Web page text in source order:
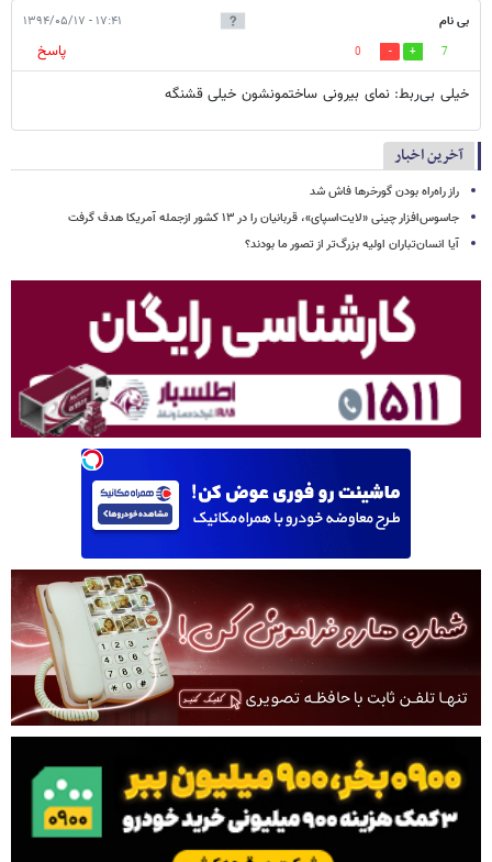
بی نام ۱۷:۴۱ - ۱۳۹۴/۰۵/۱۷
7
0
پاسخ
خیلی بی‌ربط: نمای بیرونی ساختمونشون خیلی قشنگه
آخرین اخبار
راز راه‌راه بودن گورخرها فاش شد
جاسوس‌افزار چینی «لایت‌اسپای»، قربانیان را در ۱۳ کشور ازجمله آمریکا هدف گرفت
آیا انسان‌تباران اولیه بزرگ‌تر از تصور ما بودند؟